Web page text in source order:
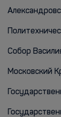
Собор
Московский